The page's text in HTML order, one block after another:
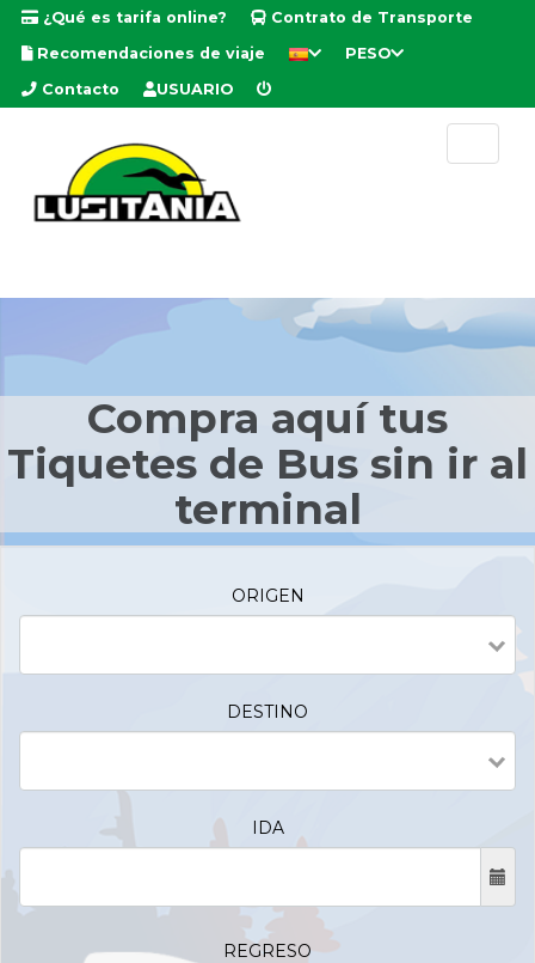
¿Qué es tarifa online?
Contrato de Transporte
Recomendaciones de viaje
PESO
Contacto
USUARIO
Compra aquí tus
Tiquetes de Bus sin ir al
terminal
ORIGEN
DESTINO
IDA
REGRESO